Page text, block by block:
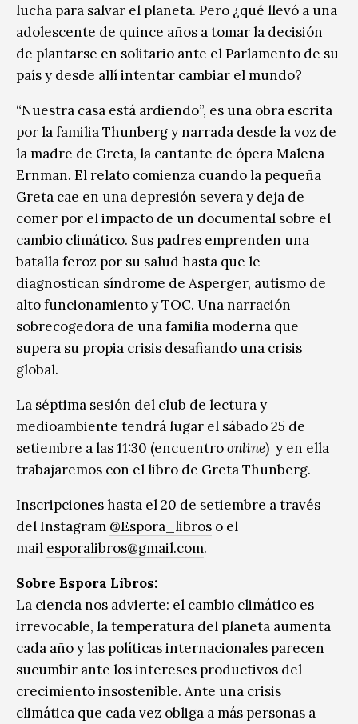
lucha para salvar el planeta. Pero ¿qué llevó a una
adolescente de quince años a tomar la decisión
de plantarse en solitario ante el Parlamento de su
país y desde allí intentar cambiar el mundo?
“Nuestra casa está ardiendo”, es una obra escrita
por la familia Thunberg y narrada desde la voz de
la madre de Greta, la cantante de ópera Malena
Ernman. El relato comienza cuando la pequeña
Greta cae en una depresión severa y deja de
comer por el impacto de un documental sobre el
cambio climático. Sus padres emprenden una
batalla feroz por su salud hasta que le
diagnostican síndrome de Asperger, autismo de
alto funcionamiento y TOC. Una narración
sobrecogedora de una familia moderna que
supera su propia crisis desafiando una crisis
global.
La séptima sesión del club de lectura y
medioambiente tendrá lugar el sábado 25 de
setiembre a las 11:30 (encuentroonline) y en ella
trabajaremos con el libro de Greta Thunberg.
Inscripciones hasta el 20 de setiembre a través
del Instagram @Espora_libros o el
mail esporalibros@gmail.com.
Sobre Espora Libros:
La ciencia nos advierte: el cambio climático es
irrevocable, la temperatura del planeta aumenta
cada año y las políticas internacionales parecen
sucumbir ante los intereses productivos del
crecimiento insostenible. Ante una crisis
climática que cada vez obliga a más personas a